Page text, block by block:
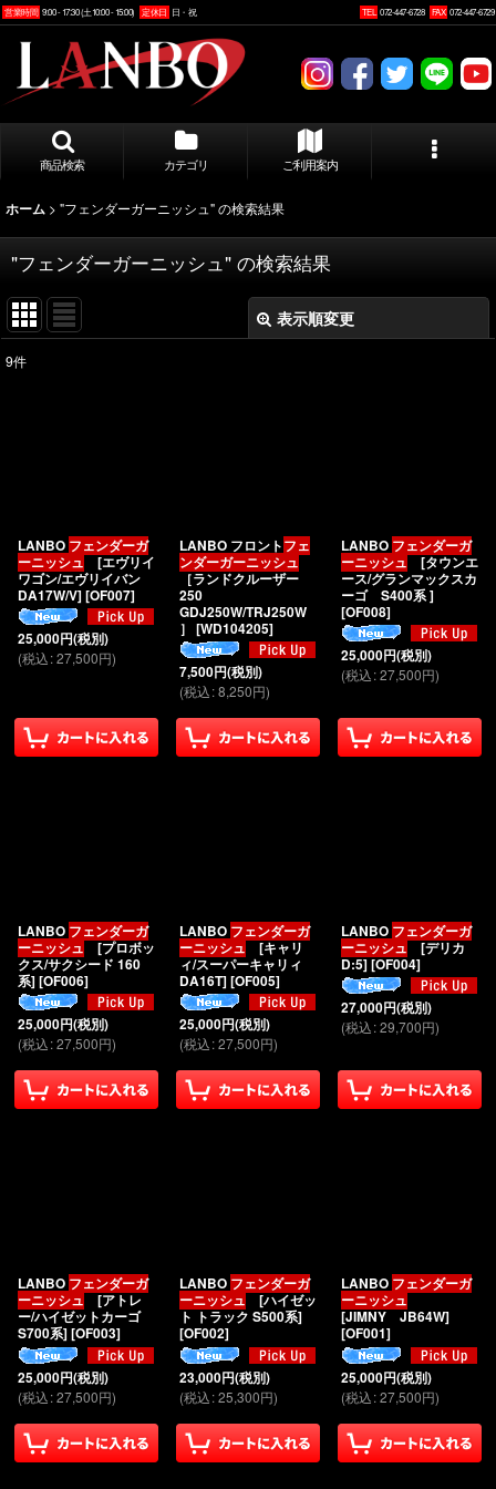
営業時間 9:00 - 17:30 (土10:00 - 15:00) 定休日 日・祝 TEL 072-447-6728 FAX 072-447-6729
商品検索 カテゴリ ご利用案内
ホーム > "フェンダーガーニッシュ"の検索結果
"フェンダーガーニッシュ" の検索結果
表示順変更
商品検索
絞り込む
9件
LANBO フェンダーガ
ーニッシュ [エヴリイ
ワゴン/エヴリイバン
DA17W/V] [OF007]
25,000円(税別)
(税込:27,500円)
LANBO フロントフェ
ンダーガーニッシュ
［ランドクルーザー
250
GDJ250W/TRJ250W
］ [WD104205]
7,500円(税別)
(税込:8,250円)
LANBO フェンダーガ
ーニッシュ [タウンエ
ース/グランマックスカ
ーゴ S400系 ]
[OF008]
25,000円(税別)
(税込:27,500円)
LANBO フェンダーガ
ーニッシュ [プロボッ
クス/サクシード 160
系] [OF006]
25,000円(税別)
(税込:27,500円)
LANBO フェンダーガ
ーニッシュ [キャリ
ィ/スーパーキャリィ
DA16T] [OF005]
25,000円(税別)
(税込:27,500円)
LANBO フェンダーガ
ーニッシュ [デリカ
D:5] [OF004]
27,000円(税別)
(税込:29,700円)
LANBO フェンダーガ
ーニッシュ [アトレ
ー/ハイゼットカーゴ
S700系] [OF003]
25,000円(税別)
(税込:27,500円)
LANBO フェンダーガ
ーニッシュ [ハイゼッ
ト トラック S500系]
[OF002]
23,000円(税別)
(税込:25,300円)
LANBO フェンダーガ
ーニッシュ
[JIMNY JB64W]
[OF001]
25,000円(税別)
(税込:27,500円)